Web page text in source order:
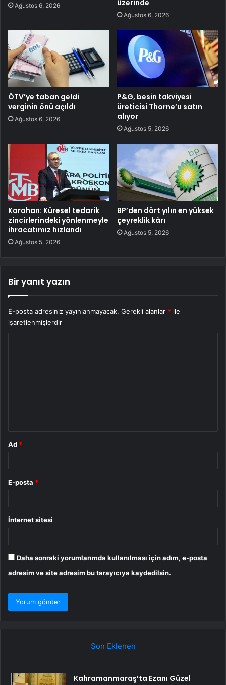
Ağustos 6, 2026 üzerinde
Ağustos 6, 2026
ÖTV’ye taban geldi
verginin önü açıldı
Ağustos 6, 2026
P&G, besin takviyesi
üreticisi Thorne’u satın
alıyor
Ağustos 5, 2026
Karahan: Küresel tedarik
zincirlerindeki yönlenmeyle
ihracatımız hızlandı
Ağustos 5, 2026
BP’den dört yılın en yüksek
çeyreklik kârı
Ağustos 5, 2026
Bir yanıt yazın
E-posta adresiniz yayınlanmayacak. Gerekli alanlar * ile
işaretlenmişlerdir
Ad *
E-posta *
İnternet sitesi
Daha sonraki yorumlarımda kullanılması için adım, e-posta
adresim ve site adresim bu tarayıcıya kaydedilsin.
Son Eklenen
Kahramanmaraş’ta Ezanı Güzel